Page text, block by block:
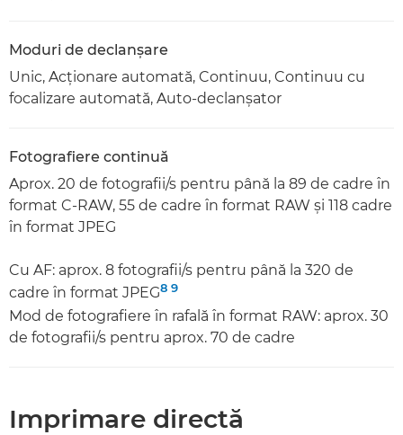
Moduri de declanşare
Unic, Acţionare automată, Continuu, Continuu cu
focalizare automată, Auto-declanşator
Fotografiere continuă
Aprox. 20 de fotografii/s pentru până la 89 de cadre în
format C-RAW, 55 de cadre în format RAW şi 118 cadre
în format JPEG
Cu AF: aprox. 8 fotografii/s pentru până la 320 de
cadre în format JPEG8 9
Mod de fotografiere în rafală în format RAW: aprox. 30
de fotografii/s pentru aprox. 70 de cadre
Imprimare directă